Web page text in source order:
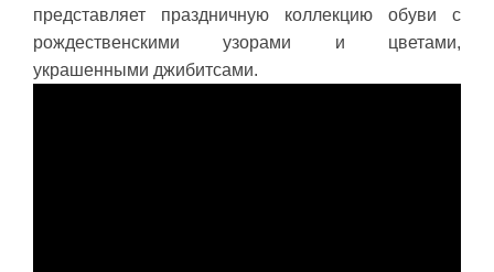
представляет праздничную коллекцию обуви с
рождественскими узорами и цветами,
украшенными джибитсами.